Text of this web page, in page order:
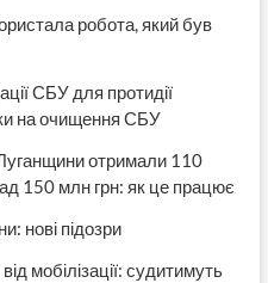
робота, який був
СБУ для протидії
на очищення СБУ
отримали 110
150 млн грн: як це працює
нові підозри
мобілізації: судитимуть